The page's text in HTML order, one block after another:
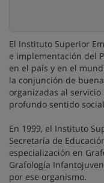
El Instituto Superior
e implementación del
en el país y en el
la conjunción de
organizadas al
profundo sentido
En 1999, el Instituto
Secretaría de
especialización en
Grafología
por ese organismo.